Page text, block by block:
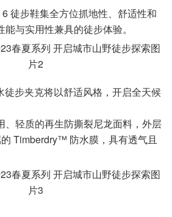
徒步鞋集全方位抓地性、舒适性和
与实用性兼具的徒步体验。
步夹克将以舒适风格，开启全天候
、轻质的再生防撕裂尼龙面料，外层
Timberdry™ 防水膜，具有透气且